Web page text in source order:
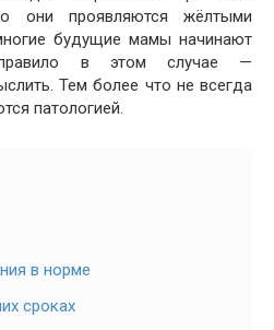
они проявляются жёлтыми
будущие мамы начинают
правило в этом случае —
Тем более что не всегда
патологией.
в норме
сроках